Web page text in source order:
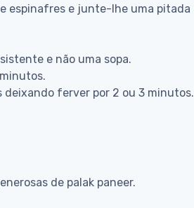
espinafres e junte-lhe uma pitada
e não uma sopa.
ferver por 2 ou 3 minutos.
de palak paneer.